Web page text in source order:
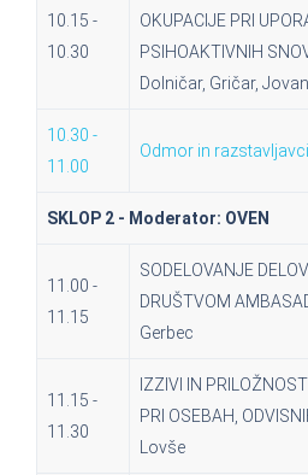
10.15 -
10.30
OKUPACIJE PRI
PSIHOAKTIVNIH
Dolničar, Gričar,
10.30 -
11.00
Odmor in razstavljavci
SKLOP 2 - Moderator: OVEN
11.00 -
11.15
SODELOVANJE
DRUŠTVOM
Gerbec
11.15 -
11.30
IZZIVI IN
PRI OSEBAH,
Lovše